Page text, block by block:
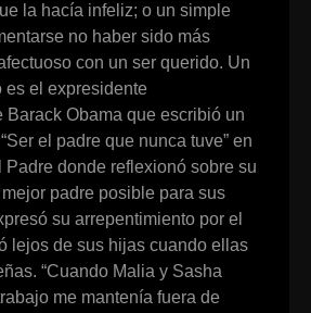
la hacía infeliz; o un simple
no haber sido más
con un ser querido. Un
es el expresidente
Barack Obama que escribió un
el padre que nunca tuve” en
Padre donde reflexionó sobre su
padre posible para sus
su arrepentimiento por el
lejos de sus hijas cuando ellas
“Cuando Malia y Sasha
me mantenía fuera de